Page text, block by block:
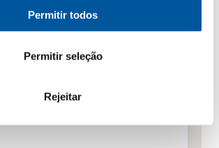
Permitir todos
Permitir seleção
Rejeitar
Senhora